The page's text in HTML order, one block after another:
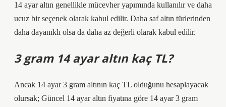
14 ayar altın genellikle mücevher yapımında kullanılır ve daha
ucuz bir seçenek olarak kabul edilir. Daha saf altın türlerinden
daha dayanıklı olsa da daha az değerli olarak kabul edilir.
3 gram 14 ayar altın kaç TL?
Ancak 14 ayar 3 gram altının kaç TL olduğunu hesaplayacak
olursak; Güncel 14 ayar altın fiyatına göre 14 ayar 3 gram